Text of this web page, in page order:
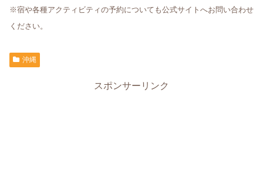
※宿や各種アクティビティの予約についても公式サイトへお問い合わせ
ください。
沖縄
スポンサーリンク